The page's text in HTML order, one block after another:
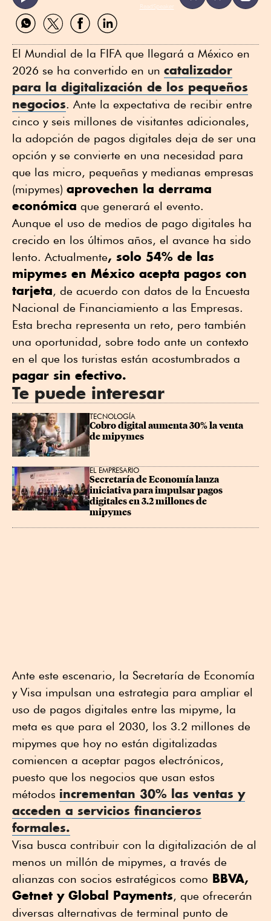
ReadSpeaker
Compartir
por
Compartir
por
Compartir
por
Compartir
por
El Mundial de la FIFA que llegará a México en
2026 se ha convertido en un catalizador
para la digitalización de los pequeños
negocios. Ante la expectativa de recibir entre
cinco y seis millones de visitantes adicionales,
la adopción de pagos digitales deja de ser una
opción y se convierte en una necesidad para
que las micro, pequeñas y medianas empresas
(mipymes) aprovechen la derrama
económica que generará el evento.
Aunque el uso de medios de pago digitales ha
crecido en los últimos años, el avance ha sido
lento. Actualmente, solo 54% de las
mipymes en México acepta pagos con
tarjeta, de acuerdo con datos de la Encuesta
Nacional de Financiamiento a las Empresas.
Esta brecha representa un reto, pero también
una oportunidad, sobre todo ante un contexto
en el que los turistas están acostumbrados a
pagar sin efectivo.
Te puede interesar
TECNOLOGÍA
Cobro digital aumenta 30% la venta
de mipymes
EL EMPRESARIO
Secretaría de Economía lanza
iniciativa para impulsar pagos
digitales en 3.2 millones de
mipymes
Ante este escenario, la Secretaría de Economía
y Visa impulsan una estrategia para ampliar el
uso de pagos digitales entre las mipyme, la
meta es que para el 2030, los 3.2 millones de
mipymes que hoy no están digitalizadas
comiencen a aceptar pagos electrónicos,
puesto que los negocios que usan estos
métodos incrementan 30% las ventas y
acceden a servicios financieros
formales.
Visa busca contribuir con la digitalización de al
menos un millón de mipymes, a través de
alianzas con socios estratégicos como BBVA,
Getnet y Global Payments, que ofrecerán
diversas alternativas de terminal punto de